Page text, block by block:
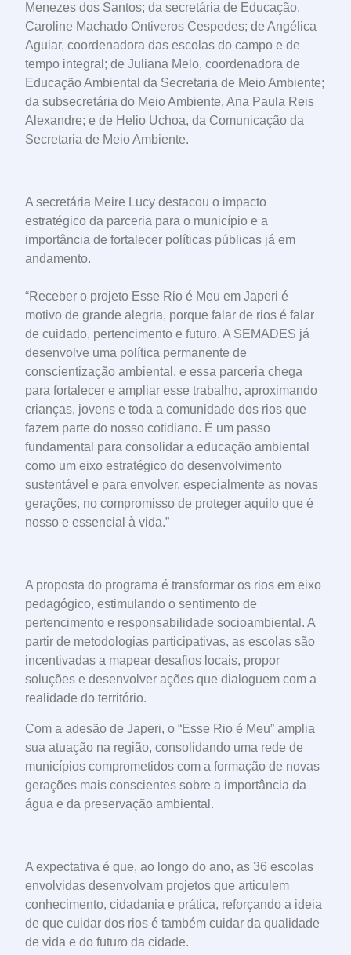
Menezes dos Santos; da secretária de Educação,
Caroline Machado Ontiveros Cespedes; de Angélica
Aguiar, coordenadora das escolas do campo e de
tempo integral; de Juliana Melo, coordenadora de
Educação Ambiental da Secretaria de Meio Ambiente;
da subsecretária do Meio Ambiente, Ana Paula Reis
Alexandre; e de Helio Uchoa, da Comunicação da
Secretaria de Meio Ambiente.
A secretária Meire Lucy destacou o impacto
estratégico da parceria para o município e a
importância de fortalecer políticas públicas já em
andamento.
“Receber o projeto Esse Rio é Meu em Japeri é
motivo de grande alegria, porque falar de rios é falar
de cuidado, pertencimento e futuro. A SEMADES já
desenvolve uma política permanente de
conscientização ambiental, e essa parceria chega
para fortalecer e ampliar esse trabalho, aproximando
crianças, jovens e toda a comunidade dos rios que
fazem parte do nosso cotidiano. É um passo
fundamental para consolidar a educação ambiental
como um eixo estratégico do desenvolvimento
sustentável e para envolver, especialmente as novas
gerações, no compromisso de proteger aquilo que é
nosso e essencial à vida.”
A proposta do programa é transformar os rios em eixo
pedagógico, estimulando o sentimento de
pertencimento e responsabilidade socioambiental. A
partir de metodologias participativas, as escolas são
incentivadas a mapear desafios locais, propor
soluções e desenvolver ações que dialoguem com a
realidade do território.
Com a adesão de Japeri, o “Esse Rio é Meu” amplia
sua atuação na região, consolidando uma rede de
municípios comprometidos com a formação de novas
gerações mais conscientes sobre a importância da
água e da preservação ambiental.
A expectativa é que, ao longo do ano, as 36 escolas
envolvidas desenvolvam projetos que articulem
conhecimento, cidadania e prática, reforçando a ideia
de que cuidar dos rios é também cuidar da qualidade
de vida e do futuro da cidade.